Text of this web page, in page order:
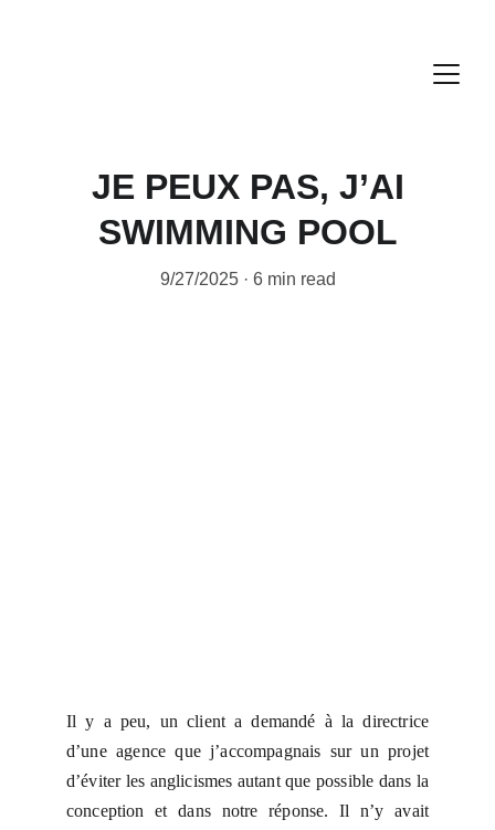
JE PEUX PAS, J’AI
SWIMMING POOL
9/27/2025 6 min read
Il y a peu, un client a demandé à la directrice
d’une agence que j’accompagnais sur un projet
d’éviter les anglicismes autant que possible dans la
conception et dans notre réponse. Il n’y avait